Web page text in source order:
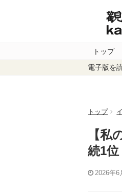
トップ
電子版を
トップ
【私
続1
2026年6